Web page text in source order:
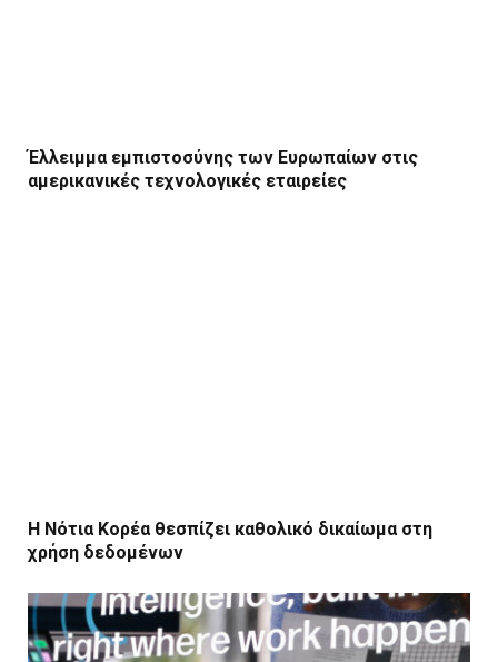
Έλλειμμα εμπιστοσύνης των Ευρωπαίων στις
αμερικανικές τεχνολογικές εταιρείες
Η Νότια Κορέα θεσπίζει καθολικό δικαίωμα στη
χρήση δεδομένων